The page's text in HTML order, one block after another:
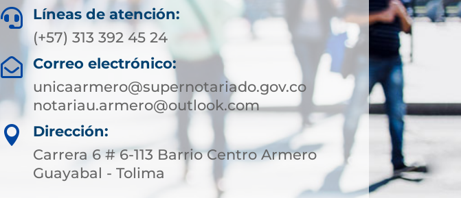

Líneas de atención:
(+57) 313 392 45 24

Correo electrónico:
unicaarmero@supernotariado.gov.co
notariau.armero@outlook.com

Dirección:
Carrera 6 # 6-113 Barrio Centro Armero
Guayabal - Tolima